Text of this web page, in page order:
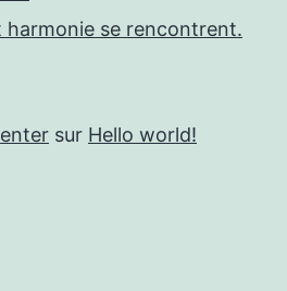
harmonie se rencontrent.
sur Hello world!